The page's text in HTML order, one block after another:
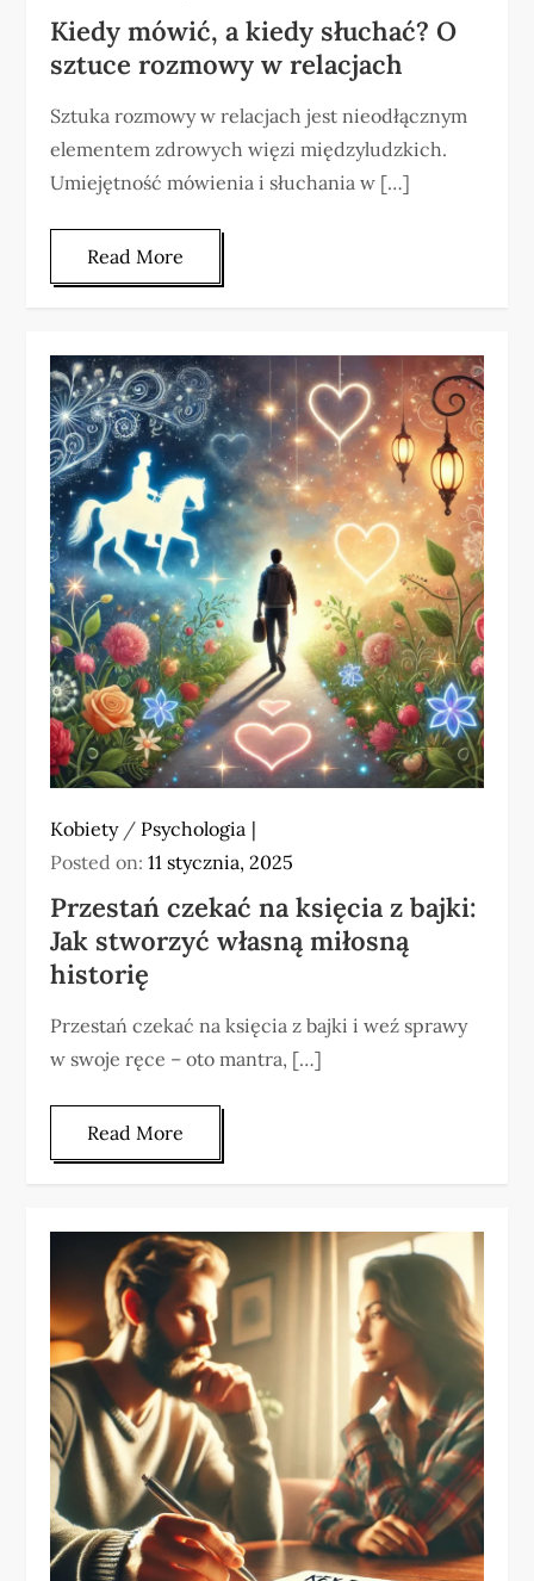
Kiedy mówić, a kiedy słuchać? O
sztuce rozmowy w relacjach
Sztuka rozmowy w relacjach jest nieodłącznym
elementem zdrowych więzi międzyludzkich.
Umiejętność mówienia i słuchania w […]
Read More
Kobiety/ Psychologia
Posted on:11 stycznia, 2025
Przestań czekać na księcia z bajki:
Jak stworzyć własną miłosną
historię
Przestań czekać na księcia z bajki i weź sprawy
w swoje ręce – oto mantra, […]
Read More